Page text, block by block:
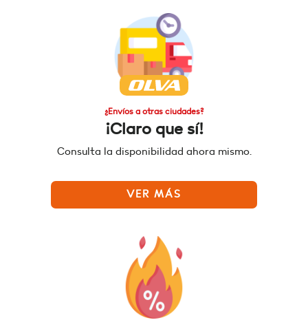
¿Envíos a otras ciudades?
¡Claro que sí!
Consulta la disponibilidad ahora mismo.
VER MÁS